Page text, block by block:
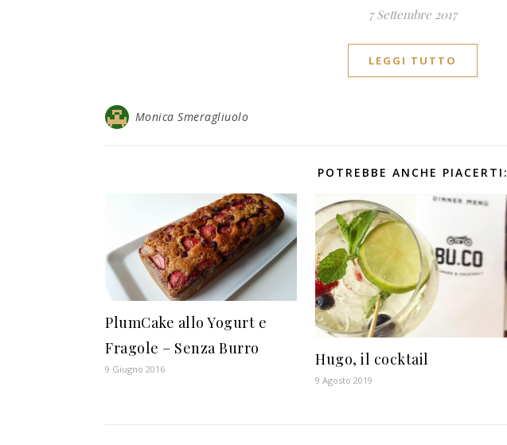
7 Settembre 2017
LEGGI TUTTO
Monica Smeragliuolo
POTREBBE ANCHE PIACERTI:
PlumCake allo Yogurt e
Fragole – Senza Burro
9 Giugno 2016
Hugo, il cocktail
9 Agosto 2019